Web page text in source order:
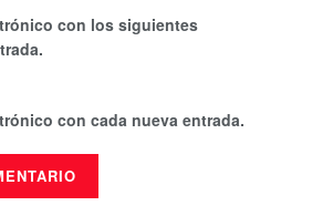
con los siguientes
con cada nueva entrada.